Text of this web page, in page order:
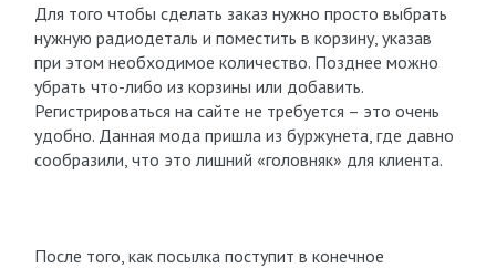
Для того чтобы сделать заказ нужно просто выбрать
нужную радиодеталь и поместить в корзину, указав
при этом необходимое количество. Позднее можно
убрать что-либо из корзины или добавить.
Регистрироваться на сайте не требуется – это очень
удобно. Данная мода пришла из буржунета, где давно
сообразили, что это лишний «головняк» для клиента.
После того, как посылка поступит в конечное